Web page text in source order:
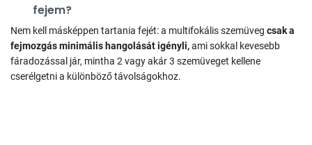
fejem?
Nem kell másképpen tartania fejét: a multifokális szemüveg csak a
fejmozgás minimális hangolását igényli,ami sokkal kevesebb
fáradozással jár, mintha 2 vagy akár 3 szemüveget kellene
cserélgetni a különböző távolságokhoz.